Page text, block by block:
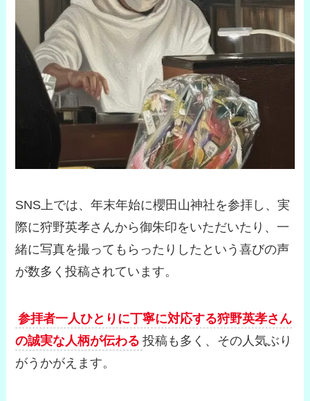
SNS上では、年末年始に櫻田山神社を参拝し、実
際に狩野英孝さんから御朱印をいただいたり、一
緒に写真を撮ってもらったりしたという喜びの声
が数多く投稿されています。
参拝者一人ひとりに丁寧に対応する狩野英孝さん
の誠実な人柄が伝わる 投稿も多く、その人気ぶり
がうかがえます。